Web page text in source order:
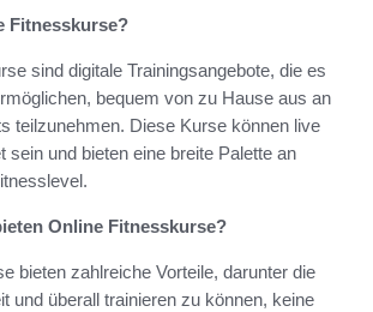
Fitnesskurse?
sind digitale Trainingsangebote, die es
bequem von zu Hause aus an
teilzunehmen. Diese Kurse können live
sein und bieten eine breite Palette an
Online Fitnesskurse?
bieten zahlreiche Vorteile, darunter die
und überall trainieren zu können, keine